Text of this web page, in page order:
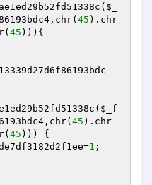
( $_
,chr( 45 ).chr
45 ))){
( $_f
,chr( 45 ).chr
45 ))) {
=1 ;